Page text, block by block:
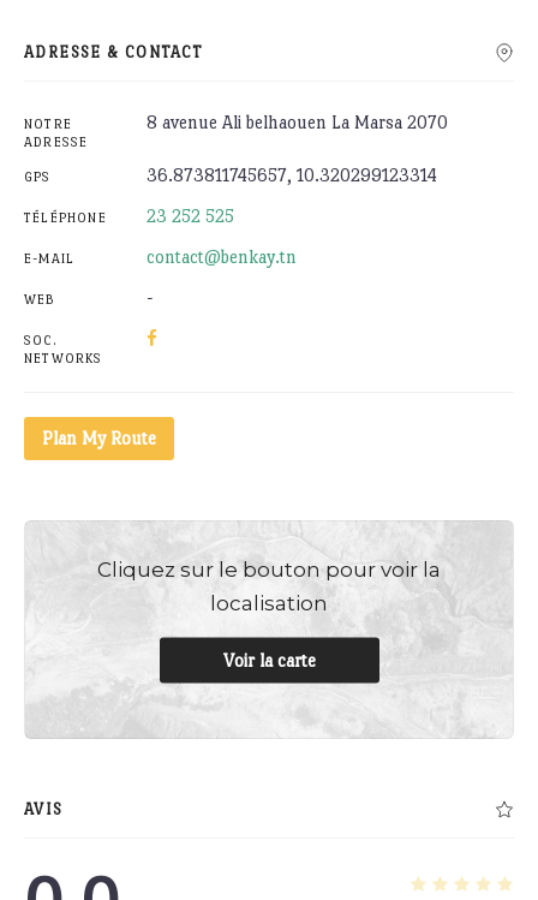
ADRESSE & CONTACT
NOTRE
ADRESSE
8 avenue Ali belhaouen La Marsa 2070
GPS 36.873811745657, 10.320299123314
TÉLÉPHONE 23 252 525
E-MAIL contact@benkay.tn
WEB -
SOC.
NETWORKS
Plan My Route
Cliquez sur le bouton pour voir la
localisation
Voir la carte
AVIS